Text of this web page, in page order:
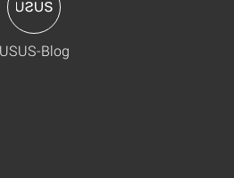
USUS-Blog